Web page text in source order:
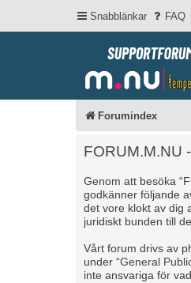
Snabblänkar FAQ
Forumindex
FORUM.M.NU
Genom att besöka
godkänner följande
det vore klokt av dig
juridiskt bunden till
Vårt forum drivs av
under “General
inte ansvariga för